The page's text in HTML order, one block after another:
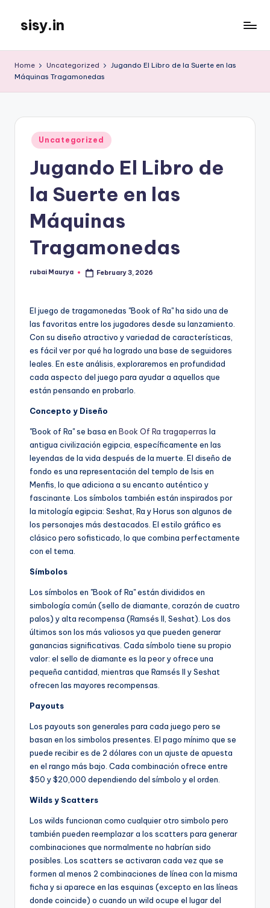
content
sisy.in
Home Uncategorized
Jugando El Libro de la Suerte en las
Máquinas Tragamonedas
Posted
in
Uncategorized
Jugando El Libro de
la Suerte en las
Máquinas
Tragamonedas
Posted
rubai Maurya February 3, 2026
El juego de tragamonedas "Book of Ra" ha sido una de
las favoritas entre los jugadores desde su lanzamiento.
Con su diseño atractivo y variedad de características,
es fácil ver por qué ha logrado una base de seguidores
leales. En este análisis, exploraremos en profundidad
cada aspecto del juego para ayudar a aquellos que
están pensando en probarlo.
Concepto y Diseño
"Book of Ra" se basa en Book Of Ra tragaperras la
antigua civilización egipcia, específicamente en las
leyendas de la vida después de la muerte. El diseño de
fondo es una representación del templo de Isis en
Menfis, lo que adiciona a su encanto auténtico y
fascinante. Los símbolos también están inspirados por
la mitología egipcia: Seshat, Ra y Horus son algunos de
los personajes más destacados. El estilo gráfico es
clásico pero sofisticado, lo que combina perfectamente
con el tema.
Símbolos
Los símbolos en "Book of Ra" están divididos en
simbología común (sello de diamante, corazón de cuatro
palos) y alta recompensa (Ramsés II, Seshat). Los dos
últimos son los más valiosos ya que pueden generar
ganancias significativas. Cada símbolo tiene su propio
valor: el sello de diamante es la peor y ofrece una
pequeña cantidad, mientras que Ramsés II y Seshat
ofrecen las mayores recompensas.
Payouts
Los payouts son generales para cada juego pero se
basan en los simbolos presentes. El pago mínimo que se
puede recibir es de 2 dólares con un ajuste de apuesta
en el rango más bajo. Cada combinación ofrece entre
$50 y $20,000 dependiendo del símbolo y el orden.
Wilds y Scatters
Los wilds funcionan como cualquier otro simbolo pero
también pueden reemplazar a los scatters para generar
combinaciones que normalmente no habrían sido
posibles. Los scatters se activaran cada vez que se
formen al menos 2 combinaciones de línea con la misma
ficha y si aparece en las esquinas (excepto en las líneas
donde coincide) o cuando un wild ocupe el lugar del